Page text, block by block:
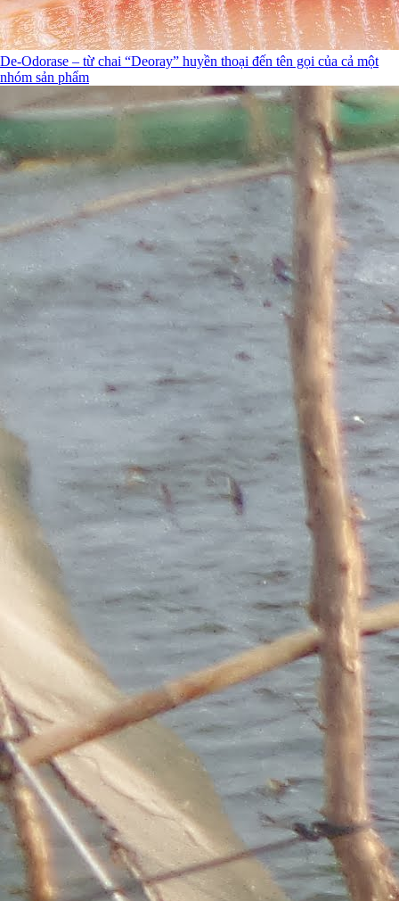
De-Odorase – từ chai “Deoray” huyền thoại đến tên gọi của cả một
nhóm sản phẩm